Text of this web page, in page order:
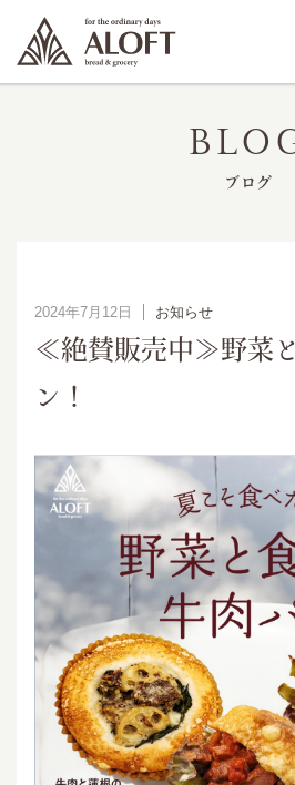
ブログ
2024年7月12日 お知らせ
≪絶賛販売中≫野菜
ン！